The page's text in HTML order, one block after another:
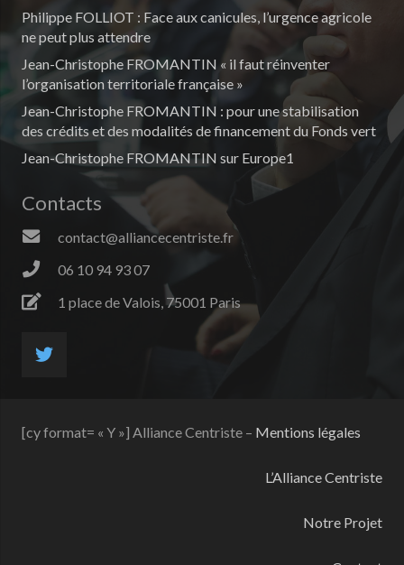
Philippe FOLLIOT : Face aux canicules, l’urgence agricole
ne peut plus attendre
Jean-Christophe FROMANTIN « il faut réinventer
l’organisation territoriale française »
Jean-Christophe FROMANTIN : pour une stabilisation
des crédits et des modalités de financement du Fonds vert
Jean-Christophe FROMANTIN sur Europe1
Contacts
contact@alliancecentriste.fr
06 10 94 93 07
1 place de Valois, 75001 Paris
[cy format= « Y »] Alliance Centriste – Mentions légales
L’Alliance Centriste
Notre Projet